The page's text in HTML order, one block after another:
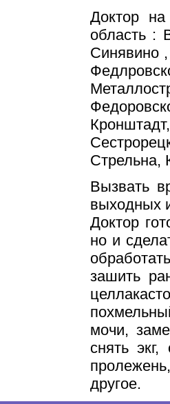
Доктор
область :
Синявино
Стрельна,
Вызвать
выходных
Доктор
но и
зашить
мочи,
снять
другое.